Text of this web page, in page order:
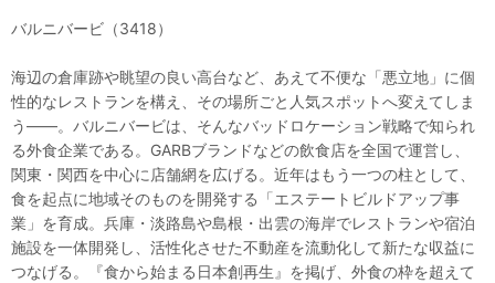
バルニバービ（3418）
海辺の倉庫跡や眺望の良い高台など、あえて不便な「悪立地」に個
性的なレストランを構え、その場所ごと人気スポットへ変えてしま
う——。バルニバービは、そんなバッドロケーション戦略で知られ
る外食企業である。GARBブランドなどの飲食店を全国で運営し、
関東・関西を中心に店舗網を広げる。近年はもう一つの柱として、
食を起点に地域そのものを開発する「エステートビルドアップ事
業」を育成。兵庫・淡路島や島根・出雲の海岸でレストランや宿泊
施設を一体開発し、活性化させた不動産を流動化して新たな収益に
つなげる。『食から始まる日本創再生』を掲げ、外食の枠を超えて